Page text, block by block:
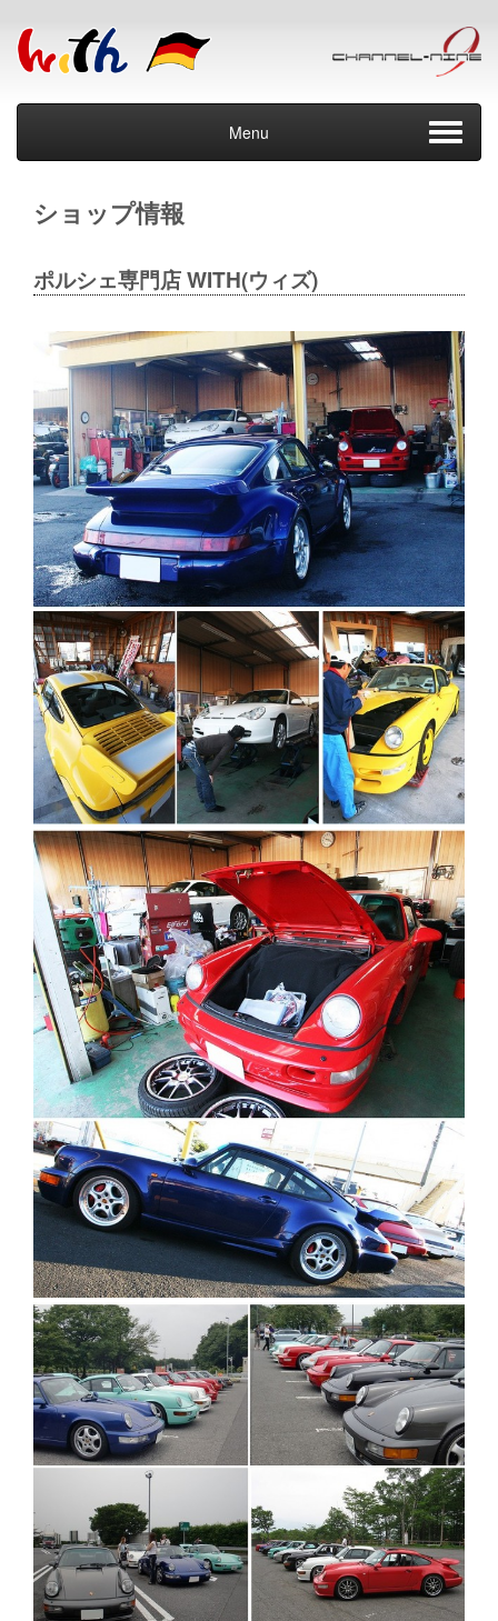
Menu
ショップ情報
ポルシェ専門店 WITH(ウィズ)